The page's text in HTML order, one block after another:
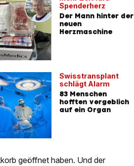
Spenderherz
Der Mann hinter der
neuen
Herzmaschine
Swisstransplant
schlägt Alarm
83 Menschen
hofften vergeblich
auf ein Organ
geöffnet haben. Und der